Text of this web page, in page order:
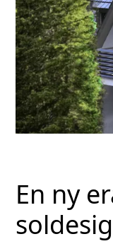
En ny